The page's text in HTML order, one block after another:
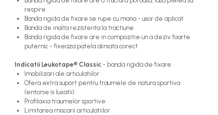
respire
Banda rigida de fixare se rupe cu mana - usor de aplicat
Banda de inalta rezistenta la tractiune
Banda rigida de fixare are in compozitie un a deziv foarte
puternic - fixeaza patela aliniata corect
Indicatii Leukotape® Classic - banda rigida de fixare
Imobilizari ale articulatiilor
Ofera extra suport pentru traumele de natura sportiva
(entorse si luxatii)
Profilaxia traumelor sportive
Limitarea miscarii articulatiilor